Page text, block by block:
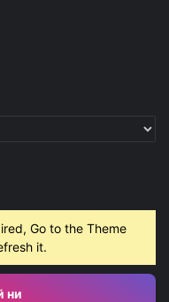
Go to the Theme
it.
ни